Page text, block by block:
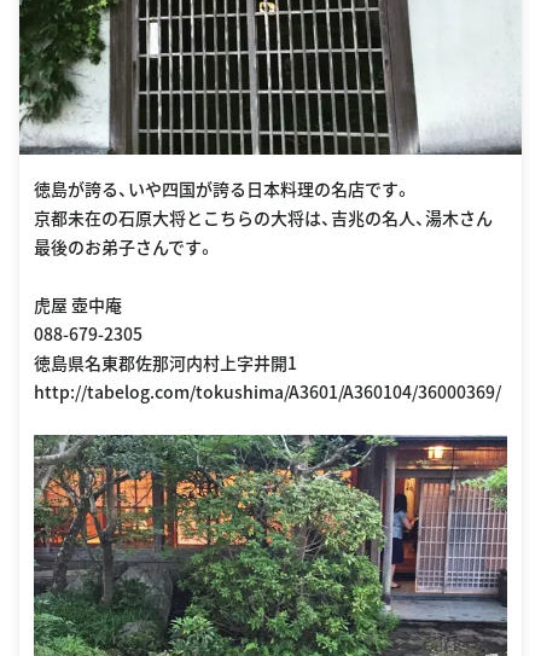
徳島が誇る、いや四国が誇る日本料理の名店です。
京都未在の石原大将とこちらの大将は、吉兆の名人、湯木さん
最後のお弟子さんです。
虎屋 壺中庵
088-679-2305
徳島県名東郡佐那河内村上字井開1
http://tabelog.com/tokushima/A3601/A360104/36000369/